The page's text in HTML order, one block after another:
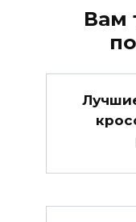
Вам